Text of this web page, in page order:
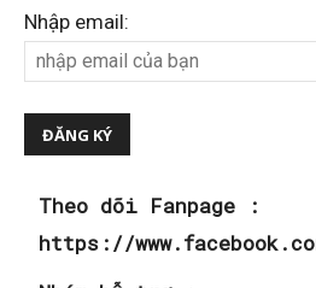
Nhập email:
Theo dõi Fanpage :
https://